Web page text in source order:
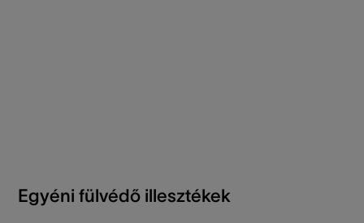
Egyéni fülvédő illesztékek